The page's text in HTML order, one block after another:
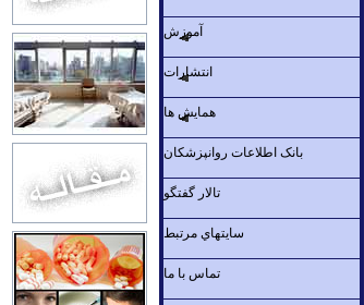
آموزش
انتشارات
همايش ها
بانک اطلاعات روانپزشکان
تالار گفتگو
سايتهاي مرتبط
تماس با ما